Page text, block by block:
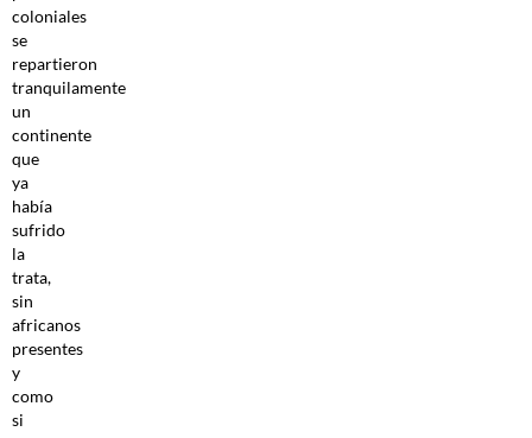
coloniales
se
repartieron
tranquilamente
un
continente
que
ya
había
sufrido
la
trata,
sin
africanos
presentes
y
como
si